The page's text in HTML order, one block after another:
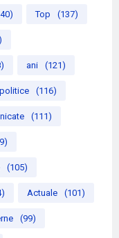
Top (137)
ani (121)
politice (116)
(111)
(105)
Actuale (101)
(99)